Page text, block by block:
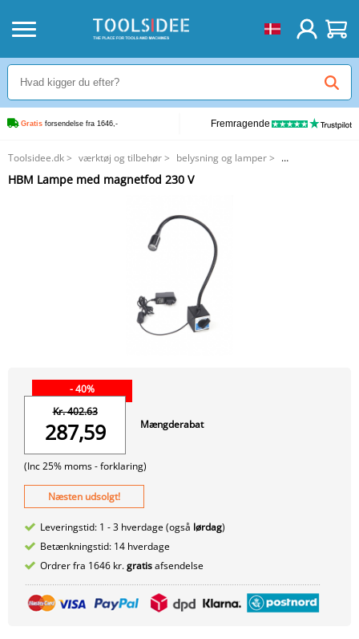
Gratis forsendelse fra 1646,- Fremragende
Toolsidee.dk> værktøj og tilbehør> belysning og lamper>
HBM Lampe med magnetfod 230 V
HBM Lampe med magnetfod 230 V
- 40%
Kr. 402.63
287,59
(Inc 25% moms -forklaring)
Mængderabat
Næsten udsolgt!
Leveringstid: 1 - 3 hverdage (også lørdag)
Betænkningstid: 14 hverdage
Ordrer fra 1646 kr.gratisafsendelse